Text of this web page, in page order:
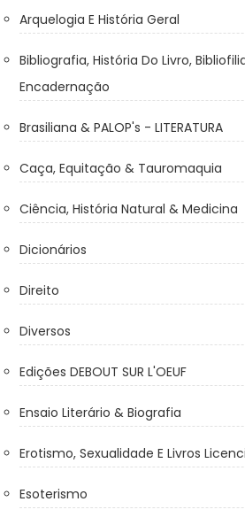
Arquelogia E História Geral
Bibliografia, História Do Livro,
Encadernação
Brasiliana & PALOP's - LITERATURA
Caça, Equitação & Tauromaquia
Ciência, História Natural & Medicina
Dicionários
Direito
Diversos
Edições DEBOUT SUR L'OEUF
Ensaio Literário & Biografia
Erotismo, Sexualidade E Livros
Esoterismo